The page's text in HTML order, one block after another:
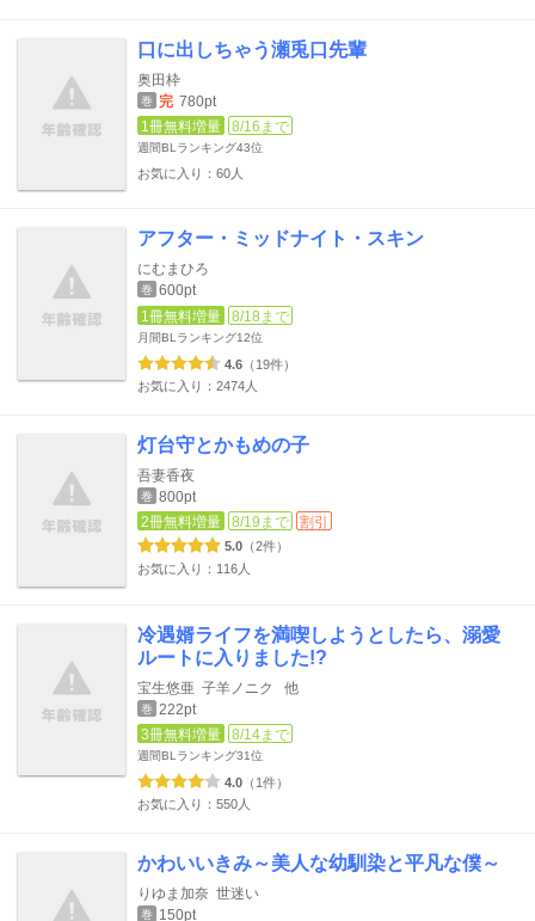
口に出しちゃう瀬兎口先輩
奥田枠
巻 完 780pt
1冊無料増量
8/16まで
週間BLランキング43位
お気に入り：60人
アフター・ミッドナイト・スキン
にむまひろ
巻 600pt
1冊無料増量
8/18まで
月間BLランキング12位
4.6 （19件）
お気に入り：2474人
灯台守とかもめの子
吾妻香夜
巻 800pt
2冊無料増量
8/19まで 割引
5.0 （2件）
お気に入り：116人
冷遇婿ライフを満喫しようとしたら、溺愛
ルートに入りました!?
宝生悠亜 子羊ノニク 他
巻
222pt
3冊無料増量
8/14まで
週間BLランキング31位
4.0 （1件）
お気に入り：550人
かわいいきみ～美人な幼馴染と平凡な僕～
りゆま加奈 世迷い
巻 150pt